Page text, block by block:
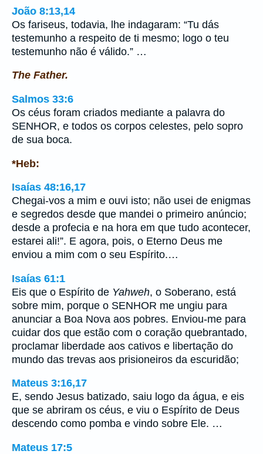
João 8:13,14
Os fariseus, todavia, lhe indagaram: “Tu dás
testemunho a respeito de ti mesmo; logo o teu
testemunho não é válido.” …
The Father.
Salmos 33:6
Os céus foram criados mediante a palavra do
SENHOR, e todos os corpos celestes, pelo sopro
de sua boca.
*Heb:
Isaías 48:16,17
Chegai-vos a mim e ouvi isto; não usei de enigmas
e segredos desde que mandei o primeiro anúncio;
desde a profecia e na hora em que tudo acontecer,
estarei ali!”. E agora, pois, o Eterno Deus me
enviou a mim com o seu Espírito.…
Isaías 61:1
Eis que o Espírito de Yahweh, o Soberano, está
sobre mim, porque o SENHOR me ungiu para
anunciar a Boa Nova aos pobres. Enviou-me para
cuidar dos que estão com o coração quebrantado,
proclamar liberdade aos cativos e libertação do
mundo das trevas aos prisioneiros da escuridão;
Mateus 3:16,17
E, sendo Jesus batizado, saiu logo da água, e eis
que se abriram os céus, e viu o Espírito de Deus
descendo como pomba e vindo sobre Ele. …
Mateus 17:5